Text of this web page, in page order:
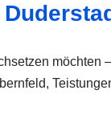
möchten